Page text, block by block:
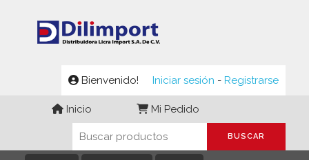
Bienvenido! Iniciar sesión -Registrarse
Inicio Mi Pedido